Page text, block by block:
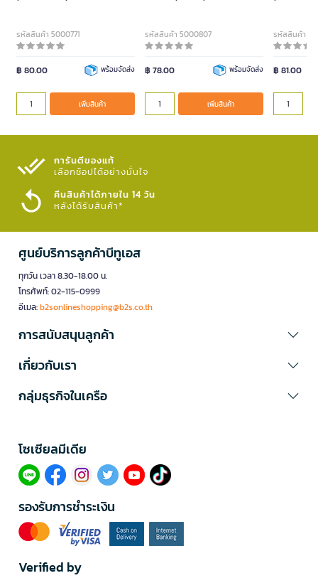
รหัสสินค้า 5000771
฿ 80.00 พร้อมจัดส่ง
เพิ่มสินค้า
รหัสสินค้า 5000807
฿ 78.00 พร้อมจัดส่ง
เพิ่มสินค้า
รหัสสินค้า
฿ 81.00
การันตีของแท้
เลือกช้อปได้อย่างมั่นใจ​
คืนสินค้าได้ภายใน 14 วัน
หลังได้รับสินค้า*
ศูนย์บริการลูกค้าบีทูเอส
ทุกวัน เวลา 8.30-18.00 น.
โทรศัพท์: 02-115-0999
อีเมล:b2sonlineshopping@b2s.co.th
การสนับสนุนลูกค้า
เกี่ยวกับเรา
กลุ่มธุรกิจในเครือ
โซเซียลมีเดีย​
รองรับการชำระเงิน
Verified by